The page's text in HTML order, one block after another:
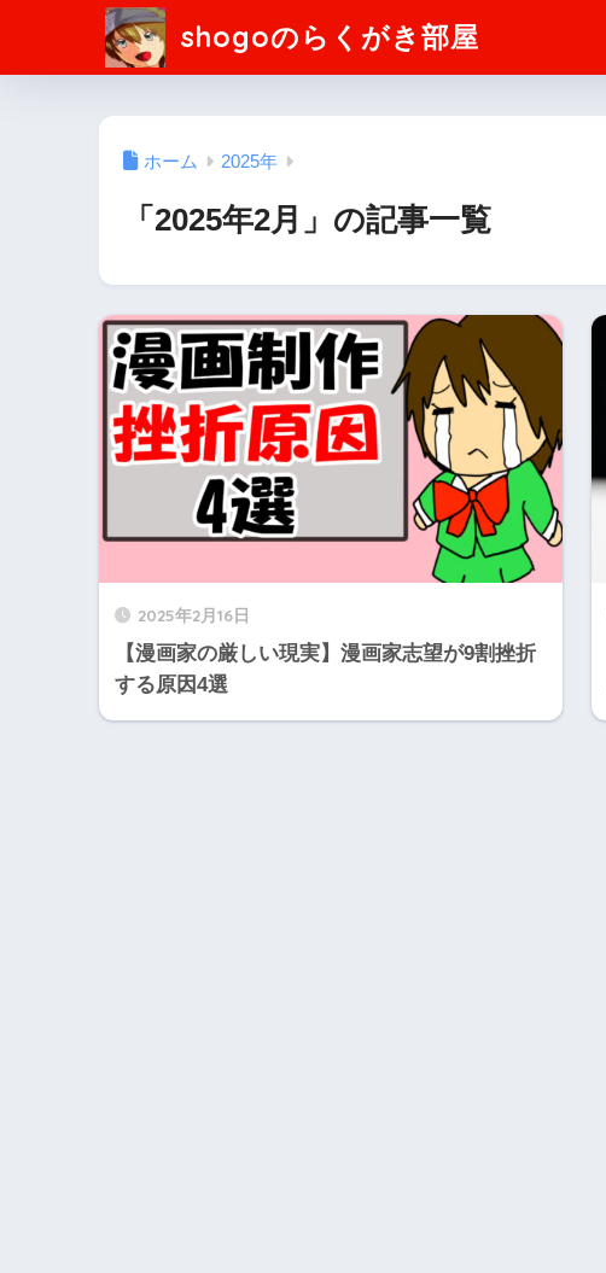
shogoのらくがき部屋
ホーム 2025年
「2025年2月」の記事一覧
2025年2月16日
【漫画家の厳しい現実】漫画家志望が9割挫折
する原因4選